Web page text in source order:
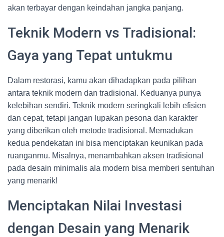
akan terbayar dengan keindahan jangka panjang.
Teknik Modern vs Tradisional:
Gaya yang Tepat untukmu
Dalam restorasi, kamu akan dihadapkan pada pilihan
antara teknik modern dan tradisional. Keduanya punya
kelebihan sendiri. Teknik modern seringkali lebih efisien
dan cepat, tetapi jangan lupakan pesona dan karakter
yang diberikan oleh metode tradisional. Memadukan
kedua pendekatan ini bisa menciptakan keunikan pada
ruanganmu. Misalnya, menambahkan aksen tradisional
pada desain minimalis ala modern bisa memberi sentuhan
yang menarik!
Menciptakan Nilai Investasi
dengan Desain yang Menarik